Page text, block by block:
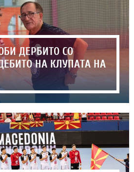
ДЕРБИТО СО
НА КЛУПАТА НА